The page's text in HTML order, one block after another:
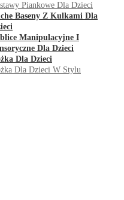
Piankowe Dla Dzieci
Baseny Z Kulkami Dla
Manipulacyjne I
Dla Dzieci
Dla Dzieci
Dla Dzieci W Stylu